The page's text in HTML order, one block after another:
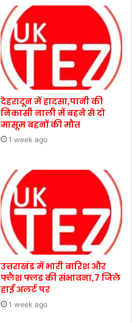
देहरादून में हादसा,पानी की
निकासी नाली में बहने से दो
मासूम बहनों की मौत
1 week ago
उत्तराखंड में भारी बारिश और
फ्लैश फ्लड की संभावना,7 जिले
हाई अलर्ट पर
1 week ago